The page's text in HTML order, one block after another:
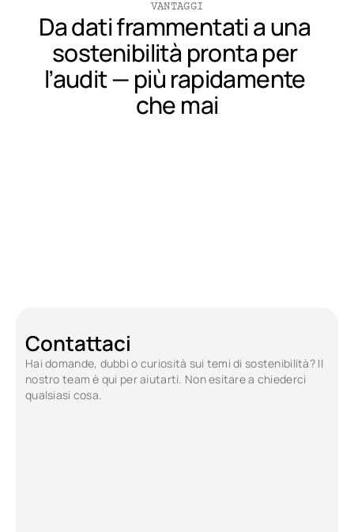
VANTAGGI
Da dati frammentati a una
sostenibilità pronta per
l’audit — più rapidamente
che mai
Contattaci
Hai domande, dubbi o curiosità sui temi di sostenibilità? Il
nostro team è qui per aiutarti. Non esitare a chiederci
qualsiasi cosa.